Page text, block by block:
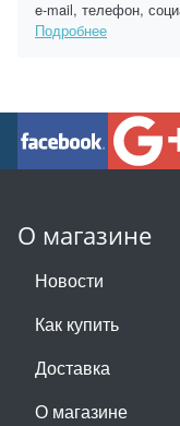
e-mail, телефон,
Подробнее
О магазине
Новости
Как купить
Доставка
О магазине